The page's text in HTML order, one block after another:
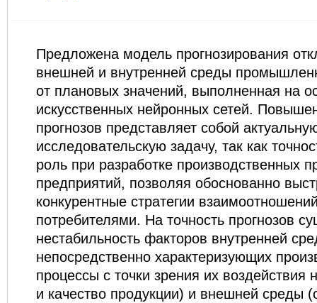
Предложена модель прогнозирования
внешней и внутренней среды
от плановых значений, выполненная на
искусственных нейронных сетей.
прогнозов представляет собой
исследовательскую задачу, так как
роль при разработке производственных
предприятий, позволяя обоснованно
конкурентные стратегии
потребителями. На точность прогнозов
нестабильность факторов внутренней
непосредственно характеризующих
процессы с точки зрения их
и качество продукции) и внешней среды